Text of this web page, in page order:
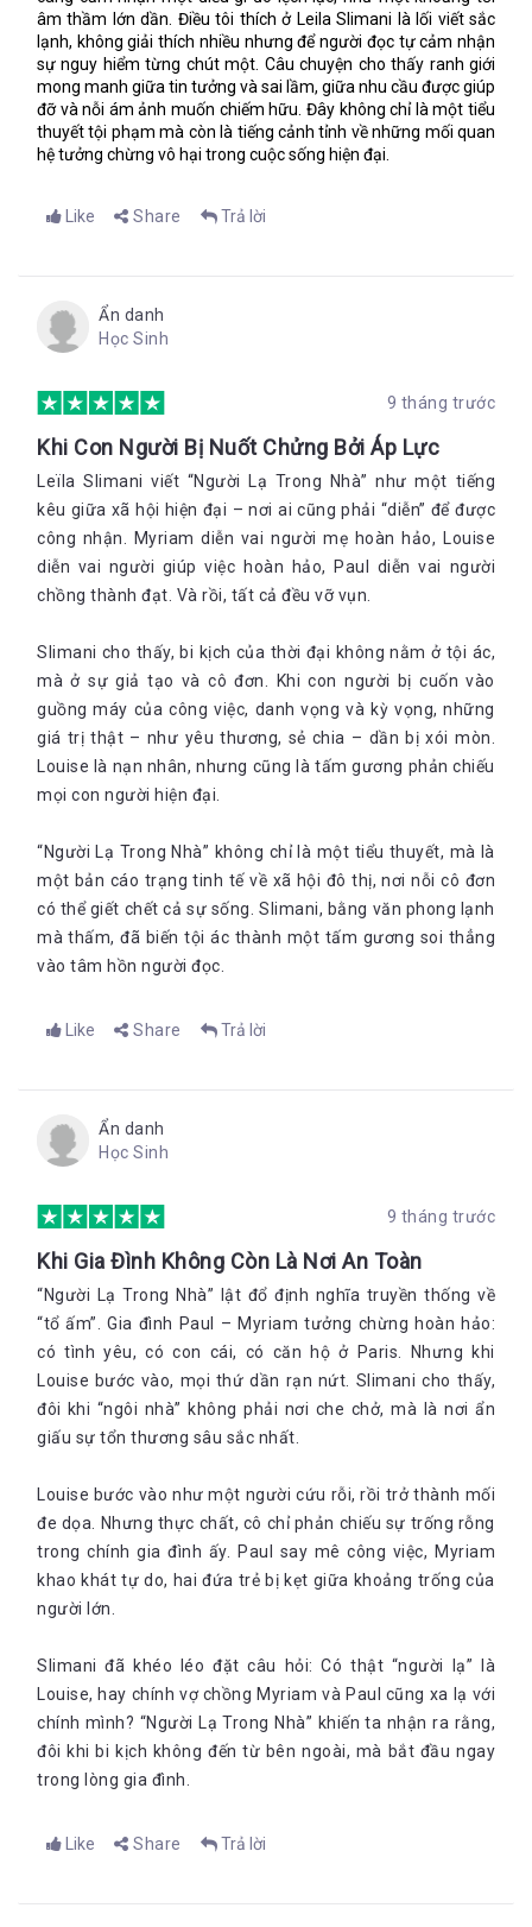
âm thầm lớn dần. Điều tôi thích ở Leila Slimani là lối viết sắc
lạnh, không giải thích nhiều nhưng để người đọc tự cảm nhận
sự nguy hiểm từng chút một. Câu chuyện cho thấy ranh giới
mong manh giữa tin tưởng và sai lầm, giữa nhu cầu được giúp
đỡ và nỗi ám ảnh muốn chiếm hữu. Đây không chỉ là một tiểu
thuyết tội phạm mà còn là tiếng cảnh tỉnh về những mối quan
hệ tưởng chừng vô hại trong cuộc sống hiện đại.
Like Share Trả lời
Ẩn danh
Học Sinh
9 tháng trước
Khi Con Người Bị Nuốt Chửng Bởi Áp Lực
Leïla Slimani viết “Người Lạ Trong Nhà” như một tiếng
kêu giữa xã hội hiện đại – nơi ai cũng phải “diễn” để được
công nhận. Myriam diễn vai người mẹ hoàn hảo, Louise
diễn vai người giúp việc hoàn hảo, Paul diễn vai người
chồng thành đạt. Và rồi, tất cả đều vỡ vụn.
Slimani cho thấy, bi kịch của thời đại không nằm ở tội ác,
mà ở sự giả tạo và cô đơn. Khi con người bị cuốn vào
guồng máy của công việc, danh vọng và kỳ vọng, những
giá trị thật – như yêu thương, sẻ chia – dần bị xói mòn.
Louise là nạn nhân, nhưng cũng là tấm gương phản chiếu
mọi con người hiện đại.
“Người Lạ Trong Nhà” không chỉ là một tiểu thuyết, mà là
một bản cáo trạng tinh tế về xã hội đô thị, nơi nỗi cô đơn
có thể giết chết cả sự sống. Slimani, bằng văn phong lạnh
mà thấm, đã biến tội ác thành một tấm gương soi thẳng
vào tâm hồn người đọc.
Like Share Trả lời
Ẩn danh
Học Sinh
9 tháng trước
Khi Gia Đình Không Còn Là Nơi An Toàn
“Người Lạ Trong Nhà” lật đổ định nghĩa truyền thống về
“tổ ấm”. Gia đình Paul – Myriam tưởng chừng hoàn hảo:
có tình yêu, có con cái, có căn hộ ở Paris. Nhưng khi
Louise bước vào, mọi thứ dần rạn nứt. Slimani cho thấy,
đôi khi “ngôi nhà” không phải nơi che chở, mà là nơi ẩn
giấu sự tổn thương sâu sắc nhất.
Louise bước vào như một người cứu rỗi, rồi trở thành mối
đe dọa. Nhưng thực chất, cô chỉ phản chiếu sự trống rỗng
trong chính gia đình ấy. Paul say mê công việc, Myriam
khao khát tự do, hai đứa trẻ bị kẹt giữa khoảng trống của
người lớn.
Slimani đã khéo léo đặt câu hỏi: Có thật “người lạ” là
Louise, hay chính vợ chồng Myriam và Paul cũng xa lạ với
chính mình? “Người Lạ Trong Nhà” khiến ta nhận ra rằng,
đôi khi bi kịch không đến từ bên ngoài, mà bắt đầu ngay
trong lòng gia đình.
Like Share Trả lời